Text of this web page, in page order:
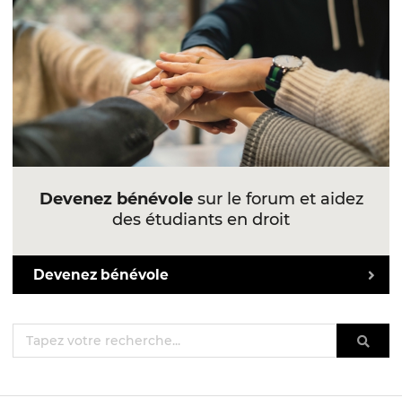
Devenez bénévolesur le forum et aidez
des étudiants en droit
Devenez bénévole